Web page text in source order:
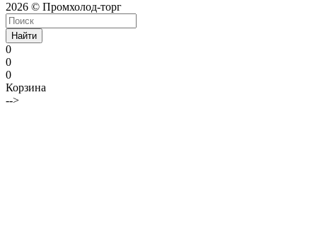
2026 © Промхолод-торг
Найти
0
0
0
Корзина
-->